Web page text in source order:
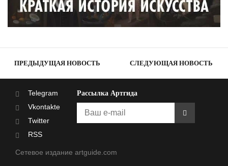
ПРЕДЫДУЩАЯ НОВОСТЬ СЛЕДУЮЩАЯ НОВОСТЬ
Telegram
Vkontakte
Twitter
RSS
Рассылка Артгида
Сетевое издание artguide.com